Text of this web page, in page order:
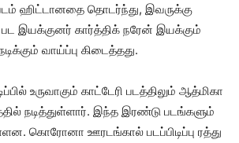
ஹிட்டானதை தொடர்ந்து, இவருக்கு
பட இயக்குனர் கார்த்திக் நரேன் இயக்கும்
வாய்ப்பு கிடைத்தது.
உருவாகும் காட்டேரி படத்திலும் ஆத்மிகா
நடித்துள்ளார். இந்த இரண்டு படங்களும்
கொரோனா ஊரடங்கால் படப்பிடிப்பு ரத்து